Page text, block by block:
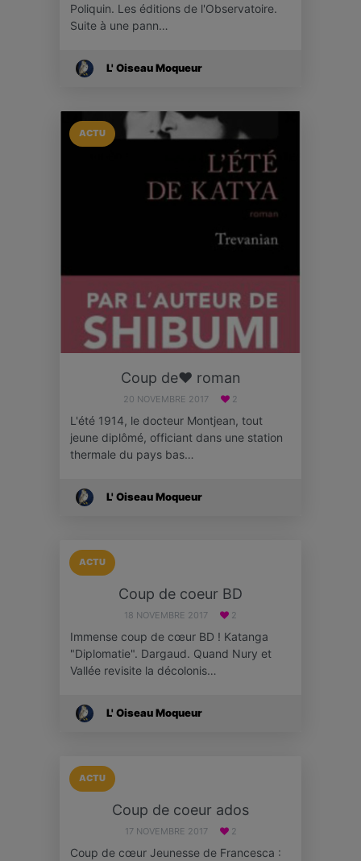
Poliquin. Les éditions de l'Observatoire.
Suite à une pann…
L' Oiseau Moqueur
ACTU
Coup de❤ roman
20 NOVEMBRE 2017 2
L'été 1914, le docteur Montjean, tout
jeune diplômé, officiant dans une station
thermale du pays bas…
L' Oiseau Moqueur
ACTU
Coup de coeur BD
18 NOVEMBRE 2017 2
Immense coup de cœur BD ! Katanga
"Diplomatie". Dargaud. Quand Nury et
Vallée revisite la décolonis…
L' Oiseau Moqueur
ACTU
Coup de coeur ados
17 NOVEMBRE 2017 2
Coup de cœur Jeunesse de Francesca :